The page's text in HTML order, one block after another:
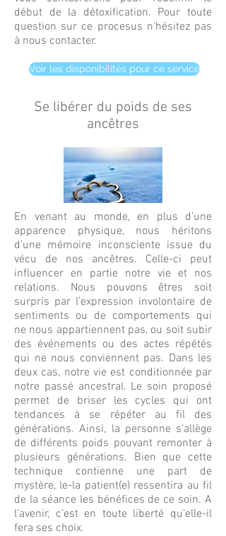
début de la détoxification. Pour toute
question sur ce procesus n'hésitez pas
à nous contacter.
Voir les disponibilités pour ce service
Se libérer du poids de ses
ancêtres
En venant au monde, en plus d’une
apparence physique, nous héritons
d’une mémoire inconsciente issue du
vécu de nos ancêtres. Celle-ci peut
influencer en partie notre vie et nos
relations. Nous pouvons êtres soit
surpris par l’expression involontaire de
sentiments ou de comportements qui
ne nous appartiennent pas, ou soit subir
des événements ou des actes répétés
qui ne nous conviennent pas. Dans les
deux cas, notre vie est conditionnée par
notre passé ancestral. Le soin proposé
permet de briser les cycles qui ont
tendances à se répéter au fil des
générations. Ainsi, la personne s’allège
de différents poids pouvant remonter à
plusieurs générations. Bien que cette
technique contienne une part de
mystère, le-la patient(e) ressentira au fil
de la séance les bénéfices de ce soin. A
l’avenir, c’est en toute liberté qu’elle-il
fera ses choix.